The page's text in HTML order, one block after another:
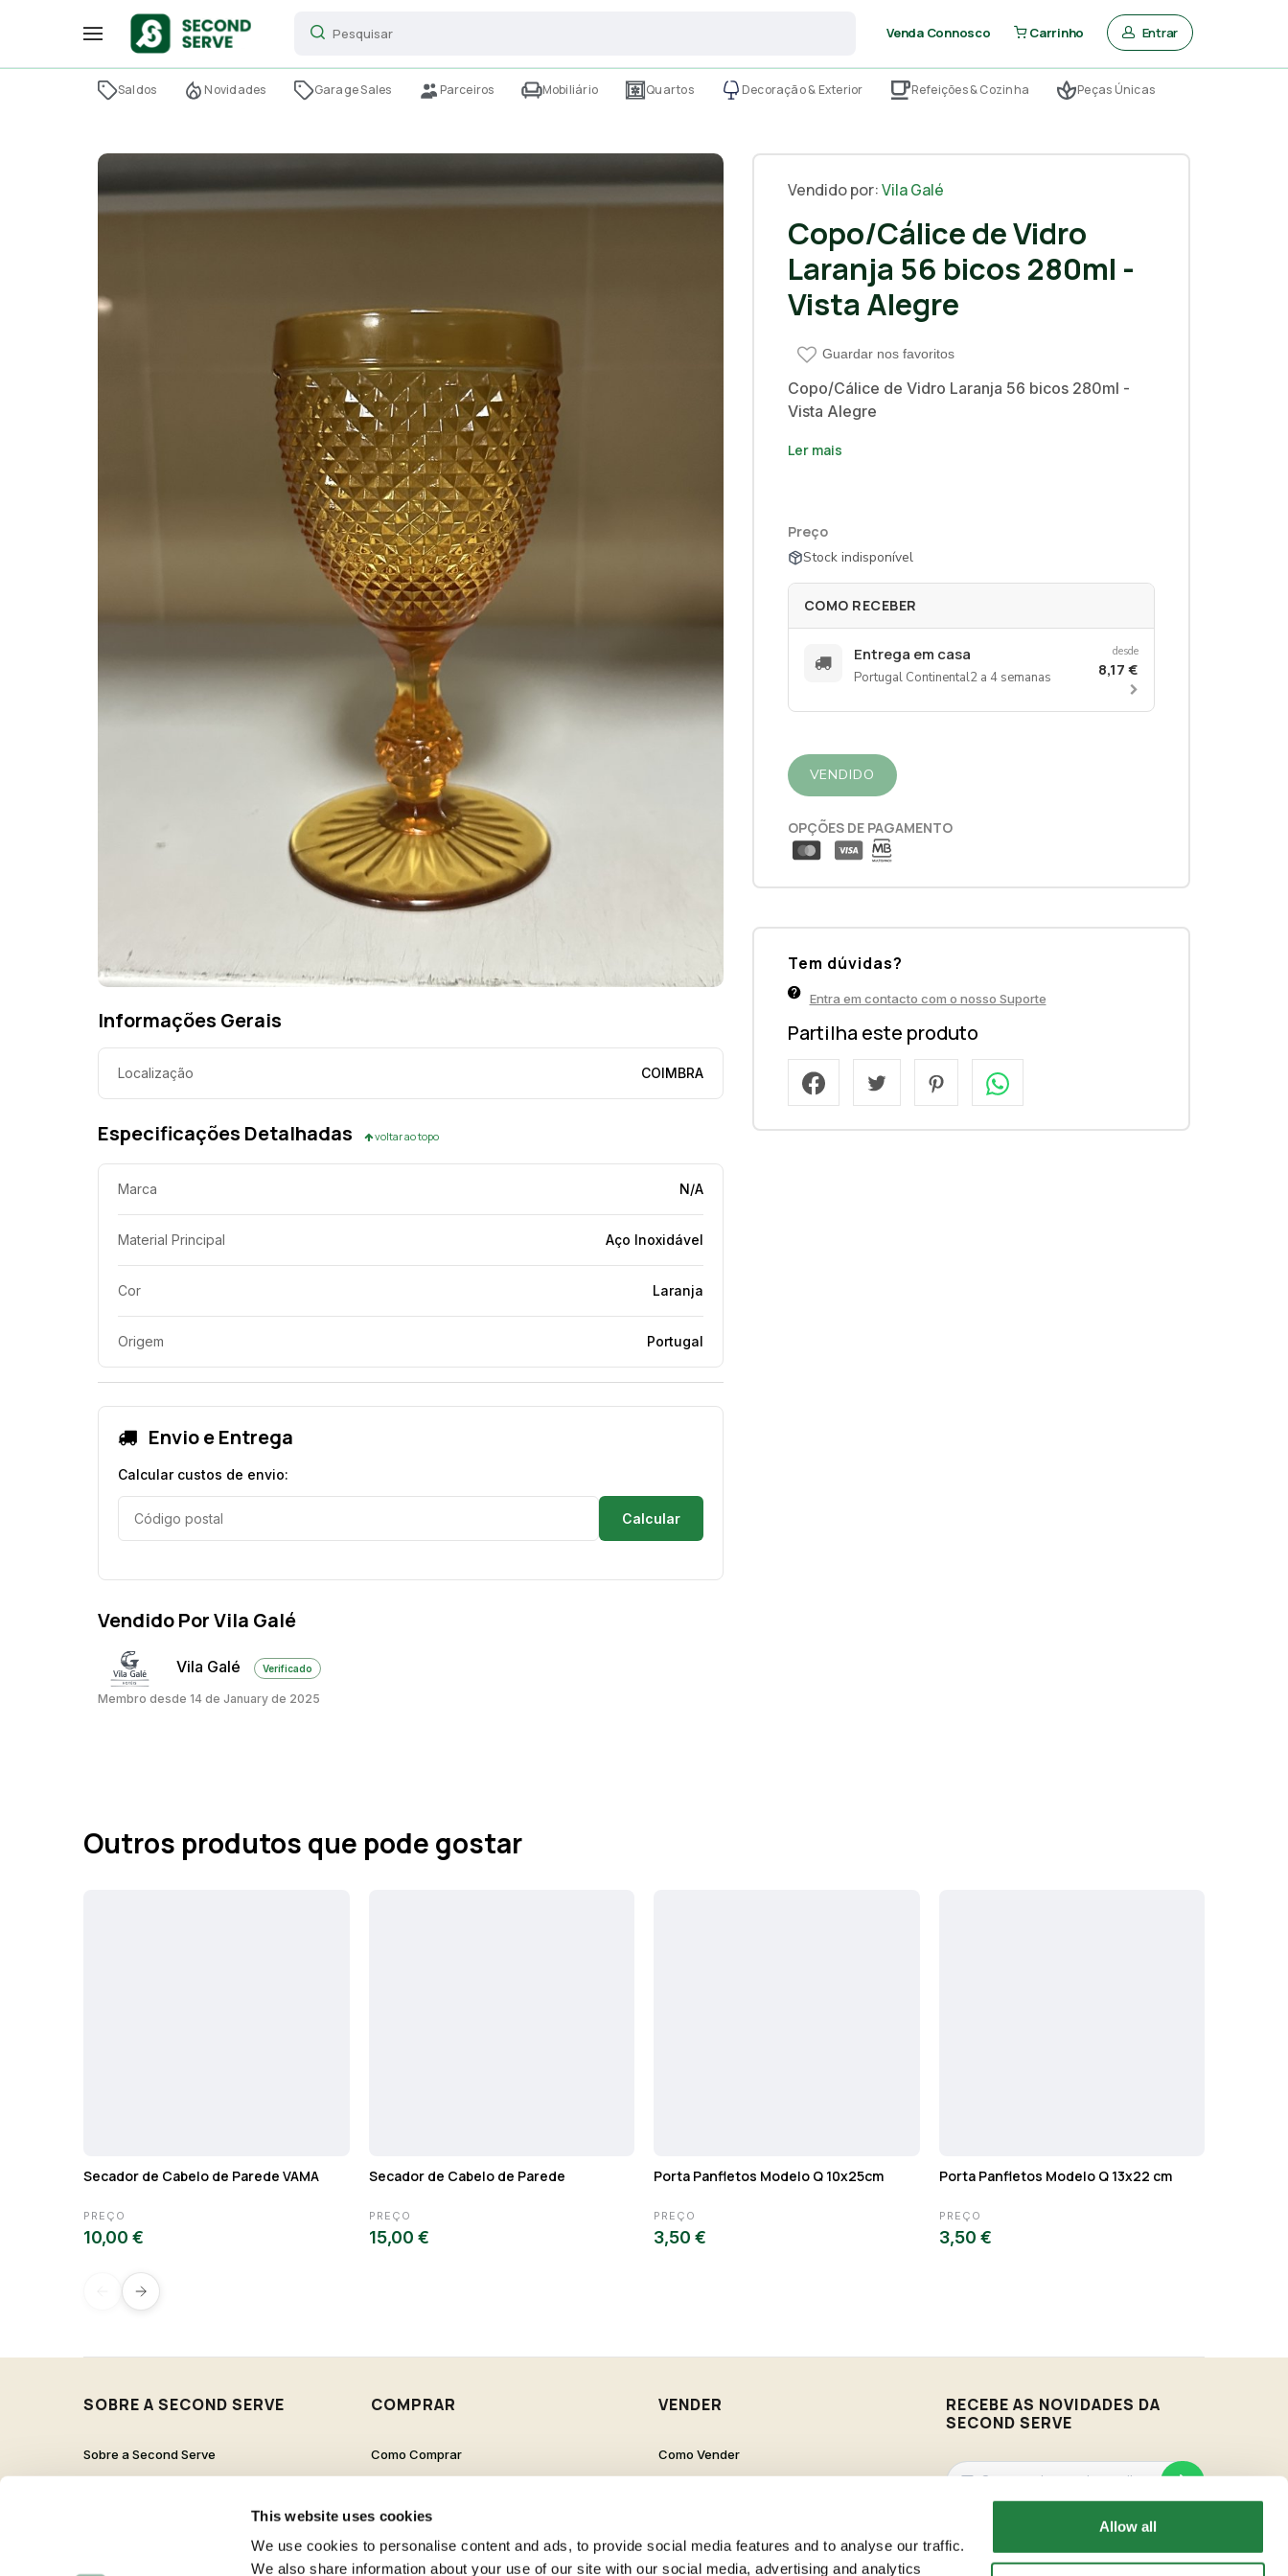
This website uses cookies
We use cookies to personalise content and ads, to provide social media features and to analyse our traffic.
We also share information about your use of our site with our social media, advertising and analytics
Allow all
Venda Connosco Carrinho Entrar
Saldos Novidades Garage Sales Parceiros Mobiliário Quartos Decoração & Exterior Refeições & Cozinha Peças Únicas
Informações Gerais
Localização COIMBRA
Especificações Detalhadas voltar ao topo
Marca N/A
Material Principal Aço Inoxidável
Cor Laranja
Origem Portugal
Envio e Entrega
Calcular custos de envio:
Calcular
Vendido Por Vila Galé
Vila Galé Verificado
Membro desde 14 de January de 2025
Vendido por:Vila Galé
Copo/Cálice de Vidro
Laranja 56 bicos 280ml -
Vista Alegre
Guardar nos favoritos
Copo/Cálice de Vidro Laranja 56 bicos 280ml -
Vista Alegre
Ler mais
Preço
Stock indisponível
COMO RECEBER
Entrega em casa
Portugal Continental2 a 4 semanas
desde
8,17 €
VENDIDO
OPÇÕES DE PAGAMENTO
Tem dúvidas?
Entra em contacto com o nosso Suporte
Partilha este produto
Outros produtos que pode gostar
Secador de Cabelo de Parede VAMA
PREÇO
10,00 €
Secador de Cabelo de Parede
PREÇO
15,00 €
Porta Panfletos Modelo Q 10x25cm
PREÇO
3,50 €
Porta Panfletos Modelo Q 13x22 cm
PREÇO
3,50 €
SOBRE A SECOND SERVE
Sobre a Second Serve
COMPRAR
Como Comprar
Perguntas Frequentes
VENDER
Como Vender
RECEBE AS NOVIDADES DA
SECOND SERVE
Vamos enviar-te as novidades de acordo com os